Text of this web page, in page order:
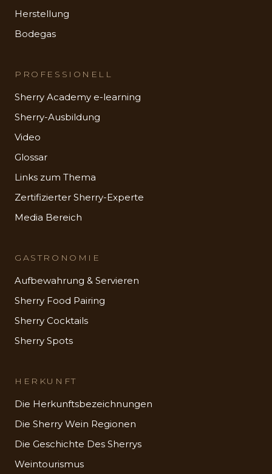
Herstellung
Bodegas
PROFESSIONELL
Sherry Academy e-learning
Sherry-Ausbildung
Video
Glossar
Links zum Thema
Zertifizierter Sherry-Experte
Media Bereich
GASTRONOMIE
Aufbewahrung & Servieren
Sherry Food Pairing
Sherry Cocktails
Sherry Spots
HERKUNFT
Die Herkunftsbezeichnungen
Die Sherry Wein Regionen
Die Geschichte Des Sherrys
Weintourismus